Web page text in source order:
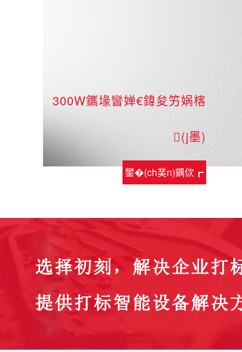
300W鑴堟矕婵€鍏夋竻娲楁
(j墨)
鐢�(ch菐n)鍝佽┏